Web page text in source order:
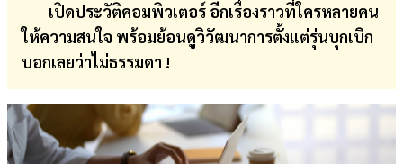
เปิดประวัติคอมพิวเตอร์ อีกเรื่องราวที่ใครหลายคน
ให้ความสนใจ พร้อมย้อนดูวิวัฒนาการตั้งแต่รุ่นบุกเบิก
บอกเลยว่าไม่ธรรมดา !
บอล
สด
เงิน